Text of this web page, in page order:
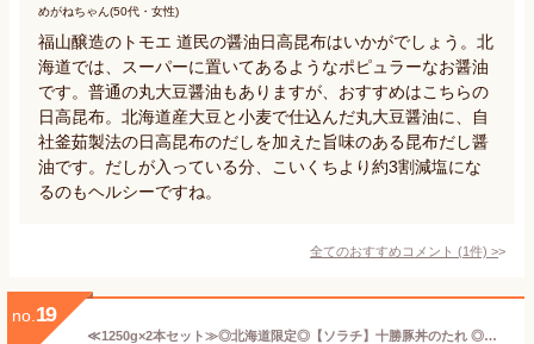
めがねちゃん(50代・女性)
福山醸造のトモエ 道民の醤油日高昆布はいかがでしょう。北
海道では、スーパーに置いてあるようなポピュラーなお醤油
です。普通の丸大豆醤油もありますが、おすすめはこちらの
日高昆布。北海道産大豆と小麦で仕込んだ丸大豆醤油に、自
社釜茹製法の日高昆布のだしを加えた旨味のある昆布だし醤
油です。だしが入っている分、こいくちより約3割減塩にな
るのもヘルシーですね。
全てのおすすめコメント (1件) >
no. 19
≪1250g×2本セット≫◎北海道限定◎【ソラチ】十勝豚丼のたれ ◎甘辛いソースがやみつき♪◎ 大容量！ 万能 調味料 ソース たれ ソラチ 豚丼のたれ 豚丼のタレ【costco コストコ コストコ通販】★送料無料★